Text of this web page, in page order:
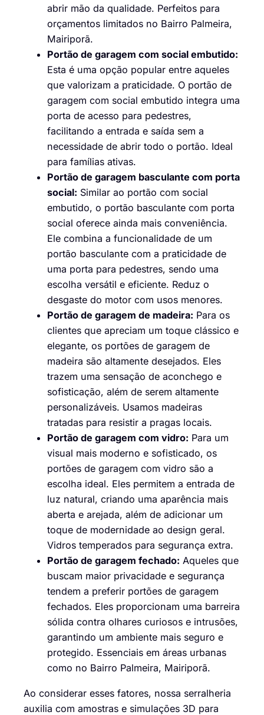
abrir mão da qualidade. Perfeitos para
orçamentos limitados no Bairro Palmeira,
Mairiporã.
Portão de garagem com social embutido:
Esta é uma opção popular entre aqueles
que valorizam a praticidade. O portão de
garagem com social embutido integra uma
porta de acesso para pedestres,
facilitando a entrada e saída sem a
necessidade de abrir todo o portão. Ideal
para famílias ativas.
Portão de garagem basculante com porta
social: Similar ao portão com social
embutido, o portão basculante com porta
social oferece ainda mais conveniência.
Ele combina a funcionalidade de um
portão basculante com a praticidade de
uma porta para pedestres, sendo uma
escolha versátil e eficiente. Reduz o
desgaste do motor com usos menores.
Portão de garagem de madeira: Para os
clientes que apreciam um toque clássico e
elegante, os portões de garagem de
madeira são altamente desejados. Eles
trazem uma sensação de aconchego e
sofisticação, além de serem altamente
personalizáveis. Usamos madeiras
tratadas para resistir a pragas locais.
Portão de garagem com vidro: Para um
visual mais moderno e sofisticado, os
portões de garagem com vidro são a
escolha ideal. Eles permitem a entrada de
luz natural, criando uma aparência mais
aberta e arejada, além de adicionar um
toque de modernidade ao design geral.
Vidros temperados para segurança extra.
Portão de garagem fechado: Aqueles que
buscam maior privacidade e segurança
tendem a preferir portões de garagem
fechados. Eles proporcionam uma barreira
sólida contra olhares curiosos e intrusões,
garantindo um ambiente mais seguro e
protegido. Essenciais em áreas urbanas
como no Bairro Palmeira, Mairiporã.
Ao considerar esses fatores, nossa serralheria
auxilia com amostras e simulações 3D para